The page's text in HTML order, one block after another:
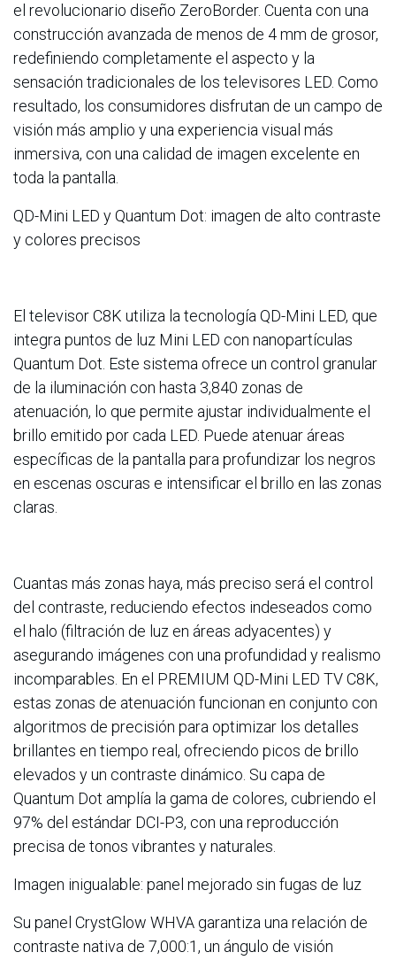
el revolucionario diseño ZeroBorder. Cuenta con una
construcción avanzada de menos de 4 mm de grosor,
redefiniendo completamente el aspecto y la
sensación tradicionales de los televisores LED. Como
resultado, los consumidores disfrutan de un campo de
visión más amplio y una experiencia visual más
inmersiva, con una calidad de imagen excelente en
toda la pantalla.
QD-Mini LED y Quantum Dot: imagen de alto contraste
y colores precisos
El televisor C8K utiliza la tecnología QD-Mini LED, que
integra puntos de luz Mini LED con nanopartículas
Quantum Dot. Este sistema ofrece un control granular
de la iluminación con hasta 3,840 zonas de
atenuación, lo que permite ajustar individualmente el
brillo emitido por cada LED. Puede atenuar áreas
específicas de la pantalla para profundizar los negros
en escenas oscuras e intensificar el brillo en las zonas
claras.
Cuantas más zonas haya, más preciso será el control
del contraste, reduciendo efectos indeseados como
el halo (filtración de luz en áreas adyacentes) y
asegurando imágenes con una profundidad y realismo
incomparables. En el PREMIUM QD-Mini LED TV C8K,
estas zonas de atenuación funcionan en conjunto con
algoritmos de precisión para optimizar los detalles
brillantes en tiempo real, ofreciendo picos de brillo
elevados y un contraste dinámico. Su capa de
Quantum Dot amplía la gama de colores, cubriendo el
97% del estándar DCI-P3, con una reproducción
precisa de tonos vibrantes y naturales.
Imagen inigualable: panel mejorado sin fugas de luz
Su panel CrystGlow WHVA garantiza una relación de
contraste nativa de 7,000:1, un ángulo de visión